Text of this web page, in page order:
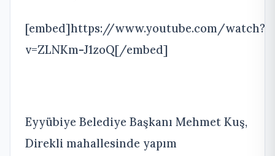
[embed]https://www.youtube.com/watch?
v=ZLNKm-J1zoQ[/embed]
Eyyübiye Belediye Başkanı Mehmet Kuş,
Direkli mahallesinde yapım